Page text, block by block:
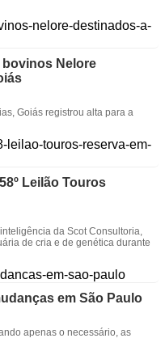
bovinos Nelore
Goiás registrou alta para a
Leilão Touros
da Scot Consultoria,
de cria e de genética durante
em São Paulo
apenas o necessário, as